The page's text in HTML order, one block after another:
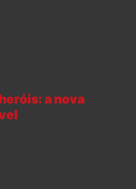
a nova